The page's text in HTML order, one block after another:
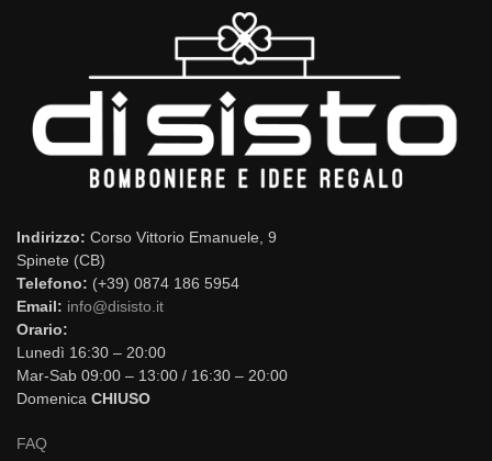
Indirizzo: Corso Vittorio Emanuele, 9
Spinete (CB)
Telefono: (+39) 0874 186 5954
Email: info@disisto.it
Orario:
Lunedì 16:30 – 20:00
Mar-Sab 09:00 – 13:00 / 16:30 – 20:00
Domenica CHIUSO
FAQ